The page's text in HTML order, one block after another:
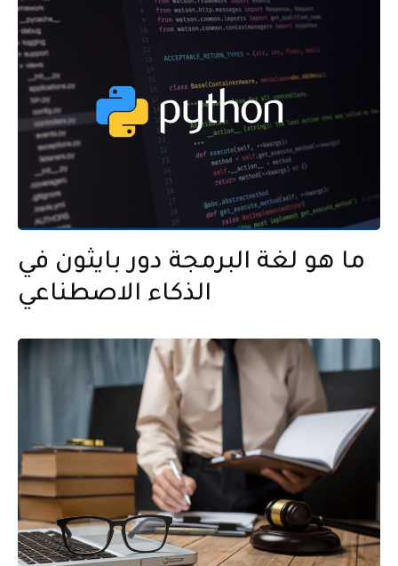
ما هو لغة البرمجة دور بايثون في
الذكاء الاصطناعي